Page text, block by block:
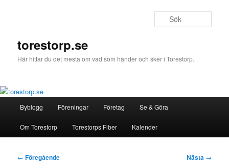
torestorp.se
Här hittar du det mesta om vad som händer och sker i Torestorp.
Byblogg Föreningar Företag Se & Göra
Om Torestorp Torestorps Fiber Kalender
Inläggsnavigering
← Föregående Nästa →